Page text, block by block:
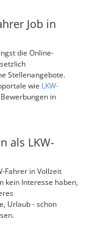
Job in
die Online-
Stellenangebote.
wie LKW-
in
als LKW-
Fahrer in Vollzeit
kein Interesse haben,
Urlaub - schon